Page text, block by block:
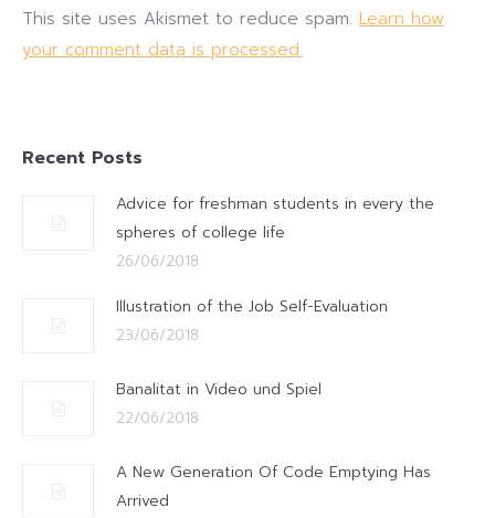
This site uses Akismet to reduce spam. Learn how
your comment data is processed.
Recent Posts
Advice for freshman students in every the
spheres of college life
26/06/2018
Illustration of the Job Self-Evaluation
23/06/2018
Banalitat in Video und Spiel
22/06/2018
A New Generation Of Code Emptying Has
Arrived